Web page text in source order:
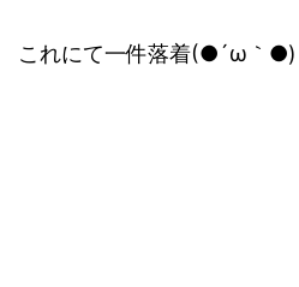
これにて一件落着(●´ω｀●)